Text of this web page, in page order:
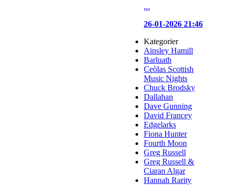
...
26-01-2026 21:46
Kategorier
Ainsley Hamill
Barluath
Ceòlas Scottish
Music Nights
Chuck Brodsky
Dallahan
Dave Gunning
David Francey
Edgelarks
Fiona Hunter
Fourth Moon
Greg Russell
Greg Russell &
Ciaran Algar
Hannah Rarity